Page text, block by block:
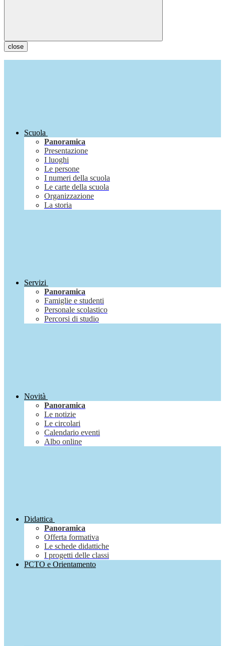
close
Scuola
Panoramica
Presentazione
I luoghi
Le persone
I numeri della scuola
Le carte della scuola
Organizzazione
La storia
Servizi
Panoramica
Famiglie e studenti
Personale scolastico
Percorsi di studio
Novità
Panoramica
Le notizie
Le circolari
Calendario eventi
Albo online
Didattica
Panoramica
Offerta formativa
Le schede didattiche
I progetti delle classi
PCTO e Orientamento